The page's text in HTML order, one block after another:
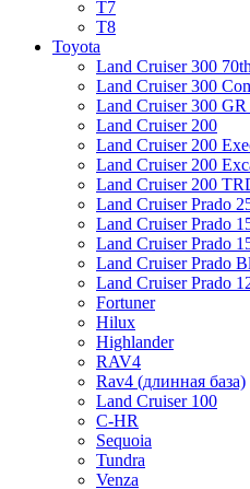
T7
T8
Toyota
Land Cruiser 300
Land Cruiser 300
Land Cruiser 300 GR
Land Cruiser 200
Land Cruiser 200
Land Cruiser 200
Land Cruiser 200
Land Cruiser Prado
Land Cruiser Prado
Land Cruiser Prado
Land Cruiser Prado
Land Cruiser Prado
Fortuner
Hilux
Highlander
RAV4
Rav4 (длинная база)
Land Cruiser 100
C-HR
Sequoia
Tundra
Venza